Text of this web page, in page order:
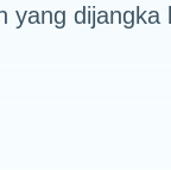
yang dijangka